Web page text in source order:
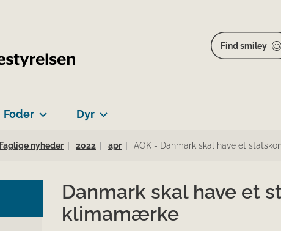
Find smiley
Foder Dyr
Faglige nyheder 2022 apr AOK - Danmark skal have et
Danmark skal have et
klimamærke